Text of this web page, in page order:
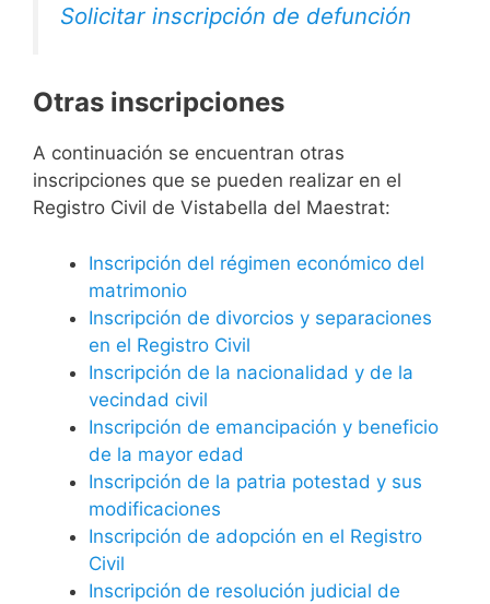
Solicitar inscripción de defunción
Otras inscripciones
A continuación se encuentran otras
inscripciones que se pueden realizar en el
Registro Civil de Vistabella del Maestrat:
Inscripción del régimen económico del
matrimonio
Inscripción de divorcios y separaciones
en el Registro Civil
Inscripción de la nacionalidad y de la
vecindad civil
Inscripción de emancipación y beneficio
de la mayor edad
Inscripción de la patria potestad y sus
modificaciones
Inscripción de adopción en el Registro
Civil
Inscripción de resolución judicial de